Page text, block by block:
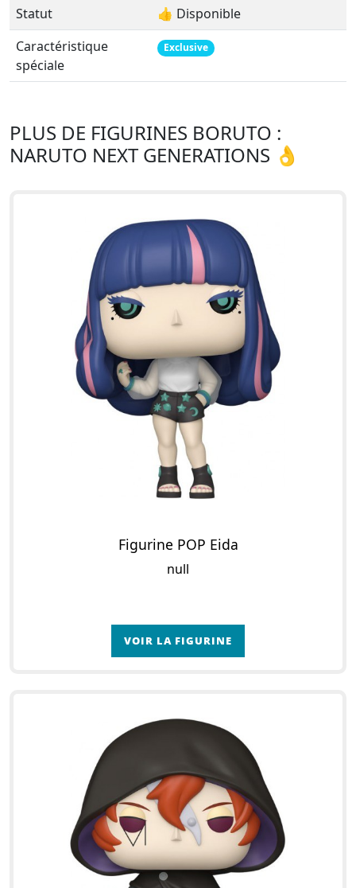
Statut
👍 Disponible
Caractéristique
spéciale
Exclusive
PLUS DE FIGURINES BORUTO :
NARUTO NEXT GENERATIONS 👌
Figurine POP Eida
null
VOIR LA FIGURINE